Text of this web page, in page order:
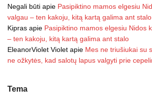
Negali būti apie Pasipiktino mamos elgesiu
valgau – ten kakoju, kitą kartą galima ant stalo
Kipras apie Pasipiktino mamos elgesiu Nidos
– ten kakoju, kitą kartą galima ant stalo
EleanorViolet Violet apie Mes ne triušiukai su
ne ožkytės, kad salotų lapus valgyti prie
Tema